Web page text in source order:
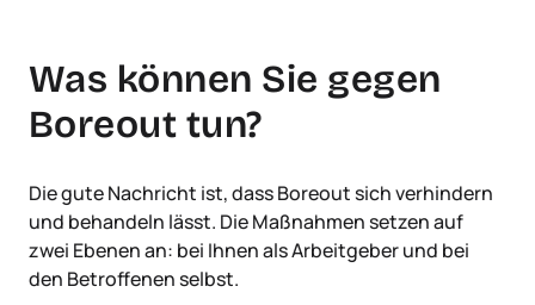
Was können Sie gegen
Boreout tun?
Die gute Nachricht ist, dass Boreout sich verhindern
und behandeln lässt. Die Maßnahmen setzen auf
zwei Ebenen an: bei Ihnen als Arbeitgeber und bei
den Betroffenen selbst.